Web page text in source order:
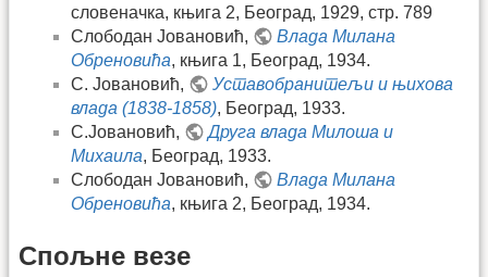
словеначка, књига 2, Београд, 1929, стр. 789
Слободан Јовановић,
Влада Милана
Обреновића, књига 1, Београд, 1934.
С. Јовановић,
Уставобранитељи и њихова
влада (1838-1858), Београд, 1933.
С.Јовановић,
Друга влада Милоша и
Михаила, Београд, 1933.
Слободан Јовановић,
Влада Милана
Обреновића, књига 2, Београд, 1934.
Спољне везе